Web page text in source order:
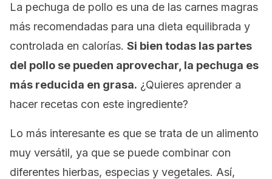
La pechuga de pollo es una de las carnes magras
más recomendadas para una dieta equilibrada y
controlada en calorías. Si bien todas las partes
del pollo se pueden aprovechar, la pechuga es
más reducida en grasa. ¿Quieres aprender a
hacer recetas con este ingrediente?
Lo más interesante es que se trata de un alimento
muy versátil, ya que se puede combinar con
diferentes hierbas, especias y vegetales. Así,